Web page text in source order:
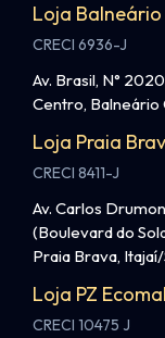
Loja
CRECI 6936-J
Av. Brasil, N°
Centro, Balneário
Loja Praia
CRECI 8411-J
Av. Carlos
(Boulevard do
Praia Brava,
Loja PZ
CRECI 10475 J